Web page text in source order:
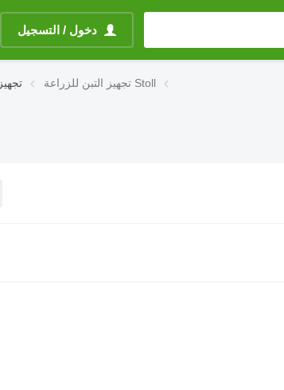
دخول / التسجيل
تجهيز التبن للزراعة Stoll